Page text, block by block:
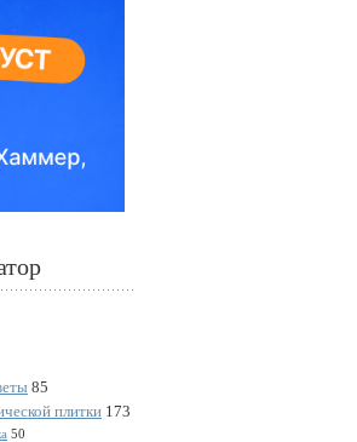
85
плитки 173
50